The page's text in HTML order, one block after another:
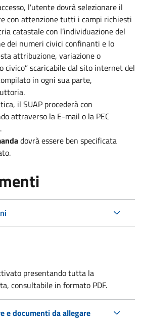
l'utente dovrà selezionare il
con attenzione tutti i campi richiesti
catastale con l’individuazione del
dei numeri civici confinanti e lo
attribuzione, variazione o
civico” scaricabile dal sito internet del
in ogni sua parte,
il SUAP procederà con
attraverso la E-mail o la PEC
dovrà essere ben specificata
presentando tutta la
consultabile in formato PDF.
e documenti da allegare